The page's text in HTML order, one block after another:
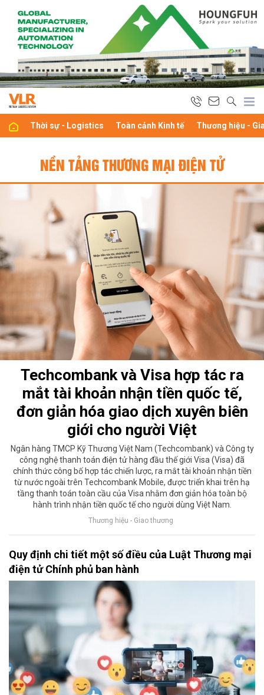
Thời sự - Logistics Toàn cảnh Kinh tế Thương hiệu -
NỀN TẢNG THƯƠNG MẠI ĐIỆN TỬ
Techcombank và Visa hợp tác ra
mắt tài khoản nhận tiền quốc tế,
đơn giản hóa giao dịch xuyên biên
giới cho người Việt
Ngân hàng TMCP Kỹ Thương Việt Nam (Techcombank) và Công ty
công nghệ thanh toán điện tử hàng đầu thế giới Visa (Visa) đã
chính thức công bố hợp tác chiến lược, ra mắt tài khoản nhận tiền
từ nước ngoài trên Techcombank Mobile, được triển khai trên hạ
tầng thanh toán toàn cầu của Visa nhằm đơn giản hóa toàn bộ
hành trình nhận tiền quốc tế cho người dùng Việt Nam.
Thương hiệu - Giao thương
Quy định chi tiết một số điều của Luật Thương mại
điện tử Chính phủ ban hành